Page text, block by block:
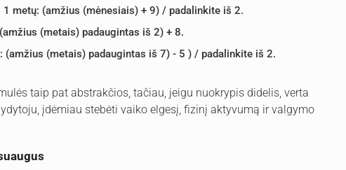
metų: (amžius (mėnesiais) + 9) / padalinkite iš 2.
(metais) padaugintas iš 2) + 8.
(amžius (metais) padaugintas iš 7) - 5 ) / padalinkite iš 2.
taip pat abstrakčios, tačiau, jeigu nuokrypis didelis, verta
įdėmiau stebėti vaiko elgesį, fizinį aktyvumą ir valgymo